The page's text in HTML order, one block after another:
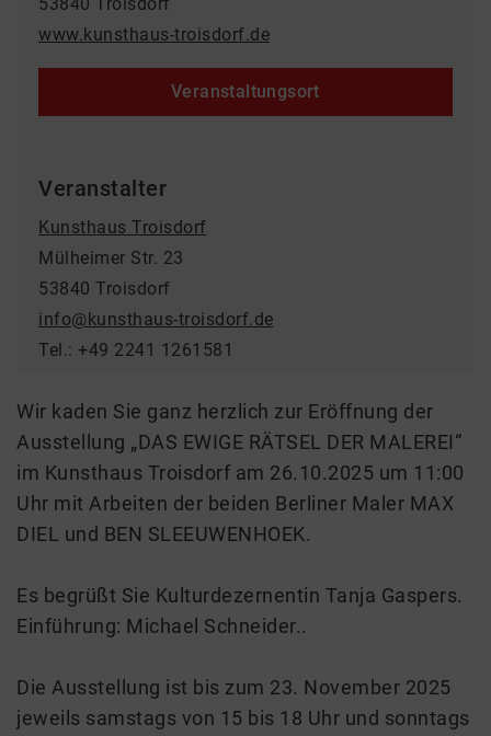
www.kunsthaus-troisdorf.de
Veranstaltungsort
Veranstalter
Kunsthaus Troisdorf
Mülheimer Str. 23
53840 Troisdorf
info@kunsthaus-troisdorf.de
Tel.: +49 2241 1261581
Wir kaden Sie ganz herzlich zur Eröffnung der
Ausstellung „DAS EWIGE RÄTSEL DER MALEREI“
im Kunsthaus Troisdorf am 26.10.2025 um 11:00
Uhr mit Arbeiten der beiden Berliner Maler MAX
DIEL und BEN SLEEUWENHOEK.
Es begrüßt Sie Kulturdezernentin Tanja Gaspers.
Einführung: Michael Schneider..
Die Ausstellung ist bis zum 23. November 2025
jeweils samstags von 15 bis 18 Uhr und sonntags